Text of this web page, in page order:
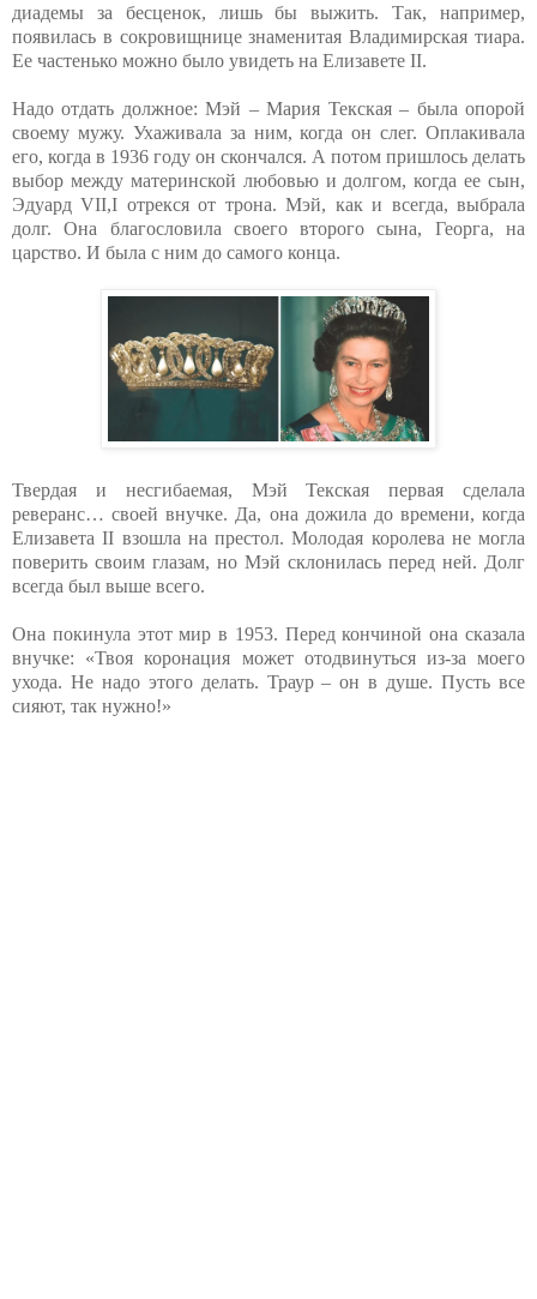
диадемы за бесценок, лишь бы выжить. Так, например,
появилась в сокровищнице знаменитая Владимирская тиара.
Ее частенько можно было увидеть на Елизавете II.
Надо отдать должное: Мэй – Мария Текская – была опорой
своему мужу. Ухаживала за ним, когда он слег. Оплакивала
его, когда в 1936 году он скончался. А потом пришлось делать
выбор между материнской любовью и долгом, когда ее сын,
Эдуард VII,I отрекся от трона. Мэй, как и всегда, выбрала
долг. Она благословила своего второго сына, Георга, на
царство. И была с ним до самого конца.
Твердая и несгибаемая, Мэй Текская первая сделала
реверанс… своей внучке. Да, она дожила до времени, когда
Елизавета II взошла на престол. Молодая королева не могла
поверить своим глазам, но Мэй склонилась перед ней. Долг
всегда был выше всего.
Она покинула этот мир в 1953. Перед кончиной она сказала
внучке: «Твоя коронация может отодвинуться из-за моего
ухода. Не надо этого делать. Траур – он в душе. Пусть все
сияют, так нужно!»